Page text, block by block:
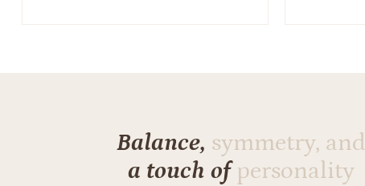
Balance, symmetry, and
a touch ofpersonality